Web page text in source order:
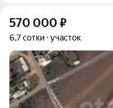
570 000 ₽
6,7 сотки участок